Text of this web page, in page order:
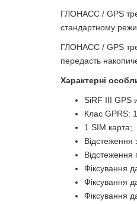
ГЛОНАСС / GPS
стандартному
ГЛОНАСС / GPS
передасть
Характерні
SiRF III GPS
Клас GPRS:
1 SIM карта;
Відстеження
Фіксування
Фіксування
Фіксування